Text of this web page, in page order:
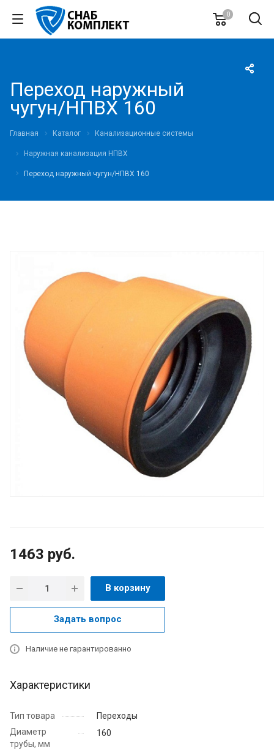
0
Переход наружный
чугун/НПВХ 160
Главная Каталог Канализационные системы
Наружная канализация НПВХ
Переход наружный чугун/НПВХ 160
1463 руб.
В корзину
Задать вопрос
Наличие не гарантированно
Характеристики
Тип товара
Переходы
Диаметр
трубы, мм
160